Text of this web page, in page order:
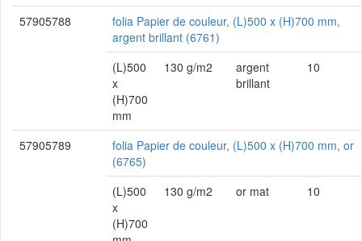
57905788
folia Papier de couleur, (L)500 x (H)700 mm,
argent brillant (6761)
(L)500
x
(H)700
mm
130 g/m2
argent
brillant
10
57905789
folia Papier de couleur, (L)500 x (H)700 mm, or
(6765)
(L)500
x
(H)700
130 g/m2 or mat 10